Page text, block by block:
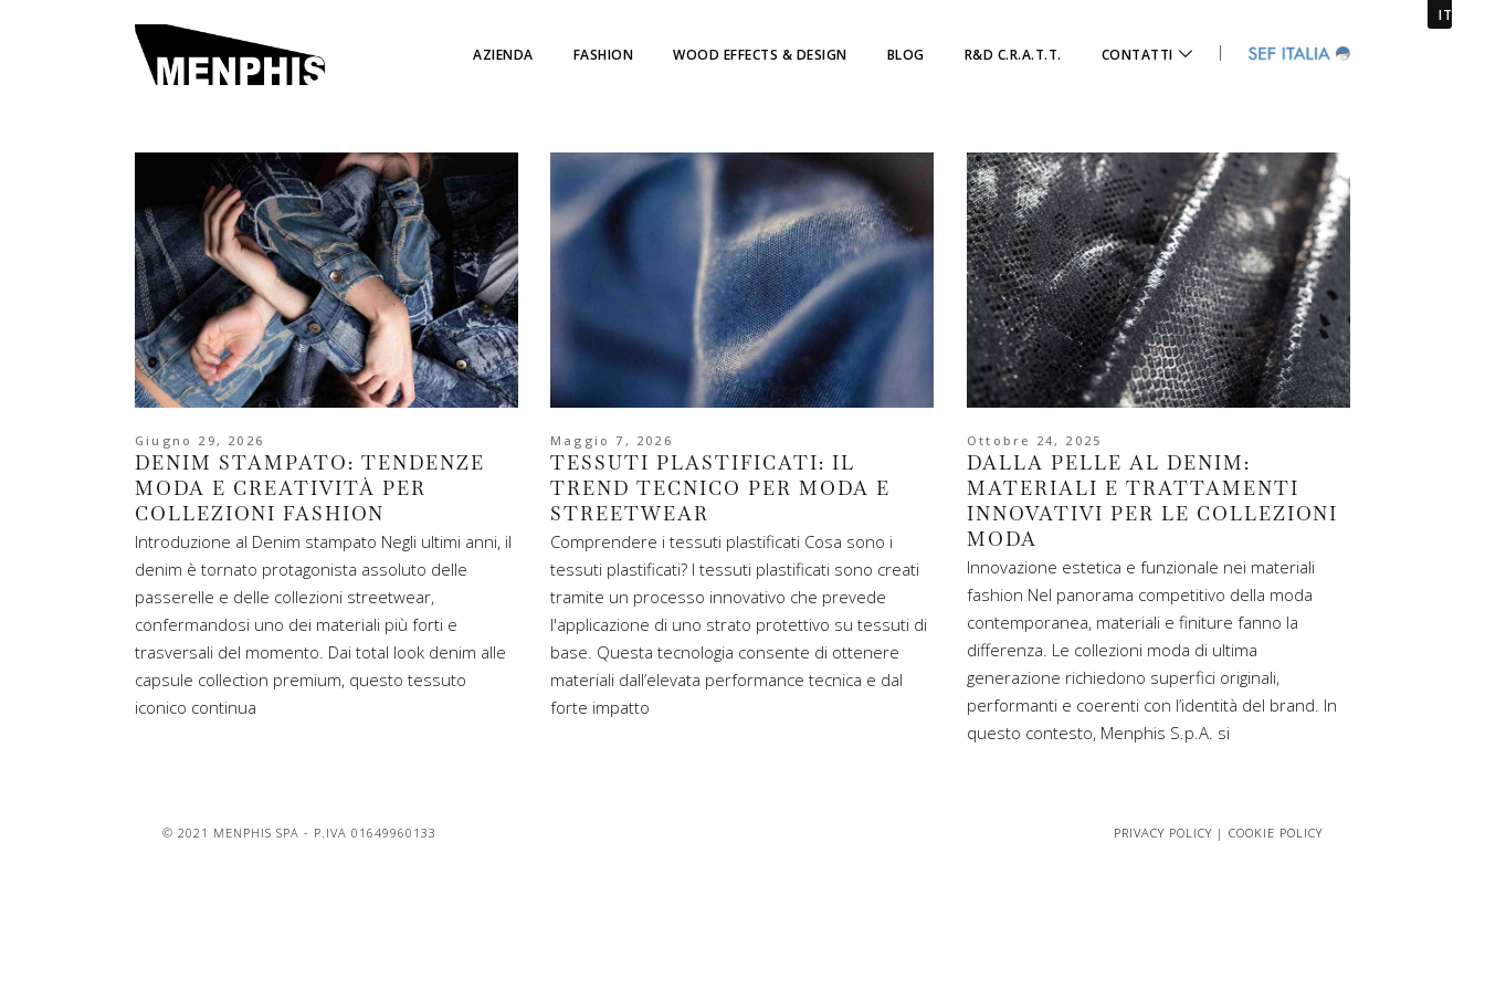
AZIENDA FASHION WOOD EFFECTS & DESIGN BLOG R&D C.R.A.T.T. CONTATTI
IT
Giugno 29, 2026
DENIM STAMPATO: TENDENZE
MODA E CREATIVITÀ PER
COLLEZIONI FASHION
Introduzione al Denim stampato Negli ultimi anni, il
denim è tornato protagonista assoluto delle
passerelle e delle collezioni streetwear,
confermandosi uno dei materiali più forti e
trasversali del momento. Dai total look denim alle
capsule collection premium, questo tessuto
iconico continua
Maggio 7, 2026
TESSUTI PLASTIFICATI: IL
TREND TECNICO PER MODA E
STREETWEAR
Comprendere i tessuti plastificati Cosa sono i
tessuti plastificati? I tessuti plastificati sono creati
tramite un processo innovativo che prevede
l'applicazione di uno strato protettivo su tessuti di
base. Questa tecnologia consente di ottenere
materiali dall’elevata performance tecnica e dal
forte impatto
Ottobre 24, 2025
DALLA PELLE AL DENIM:
MATERIALI E TRATTAMENTI
INNOVATIVI PER LE COLLEZIONI
MODA
Innovazione estetica e funzionale nei materiali
fashion Nel panorama competitivo della moda
contemporanea, materiali e finiture fanno la
differenza. Le collezioni moda di ultima
generazione richiedono superfici originali,
performanti e coerenti con l’identità del brand. In
questo contesto, Menphis S.p.A. si
© 2021 MENPHIS SPA - P.IVA 01649960133 PRIVACY POLICY | COOKIE POLICY